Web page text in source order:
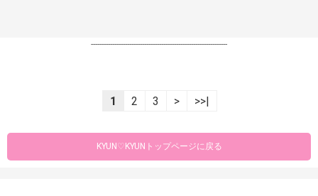
----------------------------------------------------------------
1 2 3 > >>|
KYUN♡KYUNトップページに戻る